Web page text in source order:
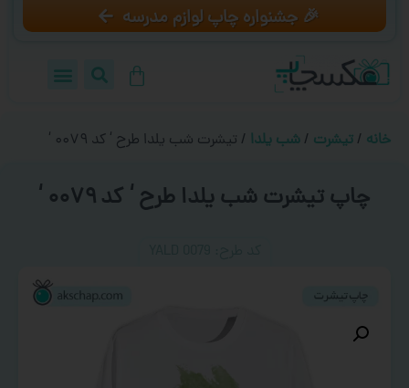
🎉 جشنواره چاپ لوازم مدرسه
خانه / تیشرت / شب یلدا / تیشرت شب یلدا طرح ‘ کد ۰۰۷۹ ‘
چاپ تیشرت شب یلدا طرح ‘ کد ۰۰۷۹ ‘